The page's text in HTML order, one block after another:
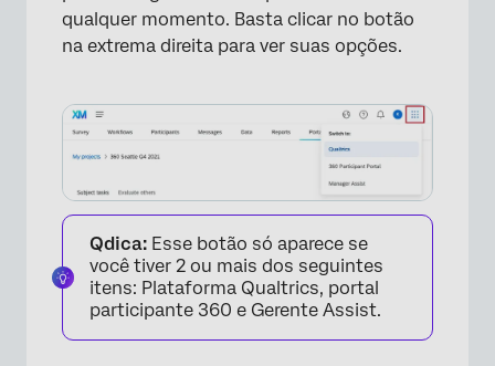
qualquer momento. Basta clicar no botão
na extrema direita para ver suas opções.
Qdica: Esse botão só aparece se
você tiver 2 ou mais dos seguintes
itens: Plataforma Qualtrics, portal
participante 360 e Gerente Assist.